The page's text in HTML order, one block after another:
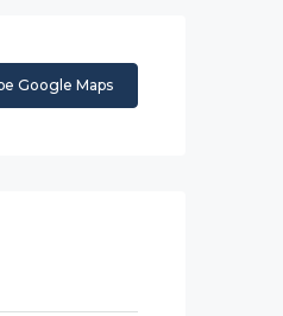
Google Maps